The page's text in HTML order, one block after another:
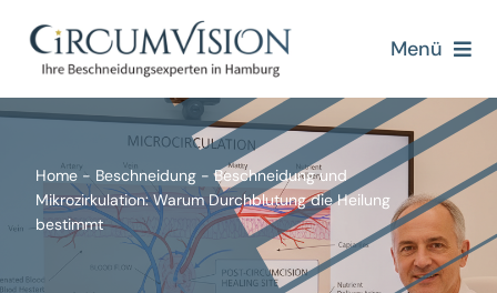
Inhalt
springen
Menü
Home
Über uns
Beschneidung
Home- Beschneidung-Beschneidung und
Mikrozirkulation: Warum Durchblutung die Heilung
bestimmt